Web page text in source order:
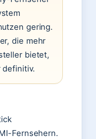
gering.
die mehr
bietet,
definitiv.
Fernsehern.